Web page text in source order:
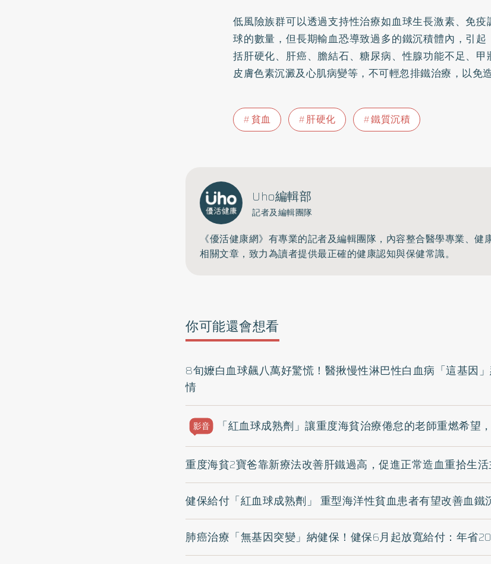
低風險族群可以透過支持性治療如血球生長激素、免
球的數量，但長期輸血恐導致過多的鐵沉積體內，引
括肝硬化、肝癌、膽結石、糖尿病、性腺功能不足、甲
皮膚色素沉澱及心肌病變等，不可輕忽排鐵治療，以免
貧血 肝硬化 鐵質沉積
Uho編輯部
記者及編輯團隊
《優活健康網》有專業的記者及編輯團隊，內容整合醫學專業、健
相關文章，致力為讀者提供最正確的健康認知與保健常識。
你可能還會想看
8旬嬤白血球飆八萬好驚慌！醫揪慢性淋巴性白血病「這基因
情
影音 「紅血球成熟劑」讓重度海貧治療倦怠的老師重燃希望
重度海貧2寶爸靠新療法改善肝鐵過高，促進正常造血重拾生
健保給付「紅血球成熟劑」 重型海洋性貧血患者有望改善血鐵
肺癌治療「無基因突變」納健保！健保6月起放寬給付：年省